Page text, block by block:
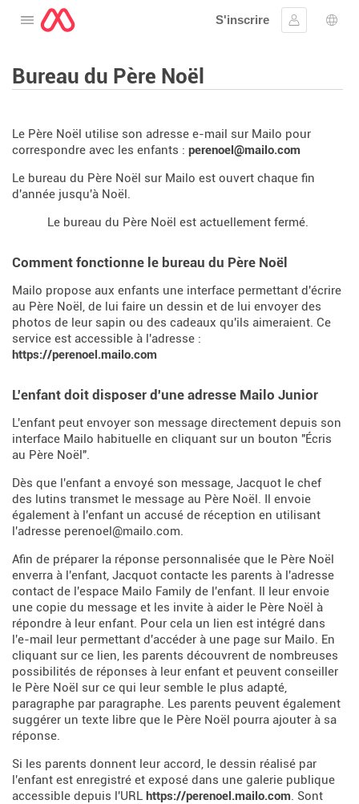
Ouvrir le menu
S'inscrire
Se
Bureau du Père Noël
Le Père Noël utilise son adresse e-mail sur Mailo pour
correspondre avec les enfants : perenoel@mailo.com
Le bureau du Père Noël sur Mailo est ouvert chaque fin
d'année jusqu'à Noël.
Le bureau du Père Noël est actuellement fermé.
Comment fonctionne le bureau du Père Noël
Mailo propose aux enfants une interface permettant d'écrire
au Père Noël, de lui faire un dessin et de lui envoyer des
photos de leur sapin ou des cadeaux qu'ils aimeraient. Ce
service est accessible à l'adresse :
https://perenoel.mailo.com
L'enfant doit disposer d'une adresse Mailo Junior
L'enfant peut envoyer son message directement depuis son
interface Mailo habituelle en cliquant sur un bouton "Écris
au Père Noël".
Dès que l'enfant a envoyé son message, Jacquot le chef
des lutins transmet le message au Père Noël. Il envoie
également à l'enfant un accusé de réception en utilisant
l'adresse perenoel@mailo.com.
Afin de préparer la réponse personnalisée que le Père Noël
enverra à l'enfant, Jacquot contacte les parents à l'adresse
contact de l'espace Mailo Family de l'enfant. Il leur envoie
une copie du message et les invite à aider le Père Noël à
répondre à leur enfant. Pour cela un lien est intégré dans
l'e-mail leur permettant d'accéder à une page sur Mailo. En
cliquant sur ce lien, les parents découvrent de nombreuses
possibilités de réponses à leur enfant et peuvent conseiller
le Père Noël sur ce qui leur semble le plus adapté,
paragraphe par paragraphe. Les parents peuvent également
suggérer un texte libre que le Père Noël pourra ajouter à sa
réponse.
Si les parents donnent leur accord, le dessin réalisé par
l'enfant est enregistré et exposé dans une galerie publique
accessible depuis l'URL https://perenoel.mailo.com. Sont